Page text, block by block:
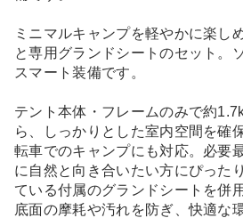
ミニマルキャンプを軽やかに楽し
と専用グランドシートのセット。
スマート装備です。
テント本体・フレームのみで約
ら、しっかりとした室内空間を確
転車でのキャンプにも対応。必要
に自然と向き合いたい方にぴった
ている付属のグランドシートを併
底面の摩耗や汚れを防ぎ、快適な